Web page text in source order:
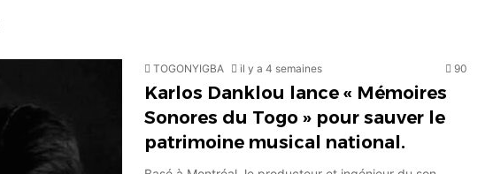
TOGONYIGBA il y a 4 semaines 90
Karlos Danklou lance « Mémoires
Sonores du Togo » pour sauver le
patrimoine musical national.